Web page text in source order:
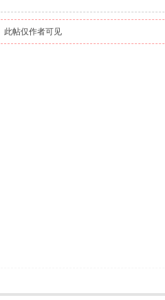
此帖仅作者可见